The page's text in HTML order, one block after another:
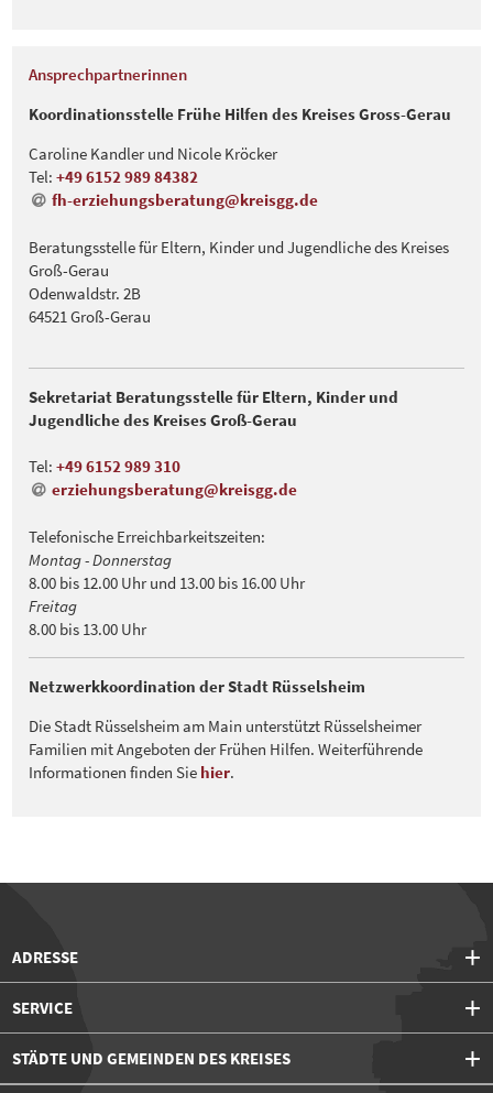
Ansprechpartnerinnen
Koordinationsstelle Frühe Hilfen des Kreises Gross-Gerau
Caroline Kandler und Nicole Kröcker
Tel:+49 6152 989 84382
fh-erziehungsberatung@kreisgg.de
Beratungsstelle für Eltern, Kinder und Jugendliche des Kreises
Groß-Gerau
Odenwaldstr. 2B
64521 Groß-Gerau
Sekretariat Beratungsstelle für Eltern, Kinder und
Jugendliche des Kreises Groß-Gerau
Tel:+49 6152 989 310
erziehungsberatung@kreisgg.de
Telefonische Erreichbarkeitszeiten:
Montag - Donnerstag
8.00 bis 12.00 Uhr und 13.00 bis 16.00 Uhr
Freitag
8.00 bis 13.00 Uhr
Netzwerkkoordination der Stadt Rüsselsheim
Die Stadt Rüsselsheim am Main unterstützt Rüsselsheimer
Familien mit Angeboten der Frühen Hilfen. Weiterführende
Informationen finden Sie hier.
ADRESSE
SERVICE
STÄDTE UND GEMEINDEN DES KREISES